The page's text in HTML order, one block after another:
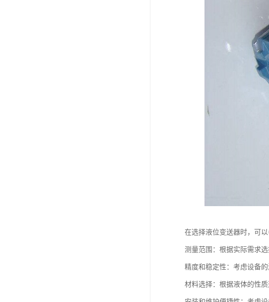
在选择液位变送器时，可以
测量范围：根据实际需求
精度和稳定性：考虑设备
材料选择：根据液体的性